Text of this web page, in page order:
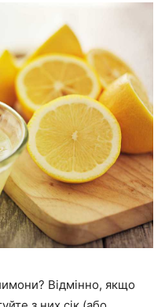
Відмінно, якщо